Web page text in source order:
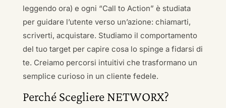
leggendo ora) e ogni “Call to Action” è studiata
per guidare l’utente verso un’azione: chiamarti,
scriverti, acquistare. Studiamo il comportamento
del tuo target per capire cosa lo spinge a fidarsi di
te. Creiamo percorsi intuitivi che trasformano un
semplice curioso in un cliente fedele.
Perché Scegliere NETWORX?